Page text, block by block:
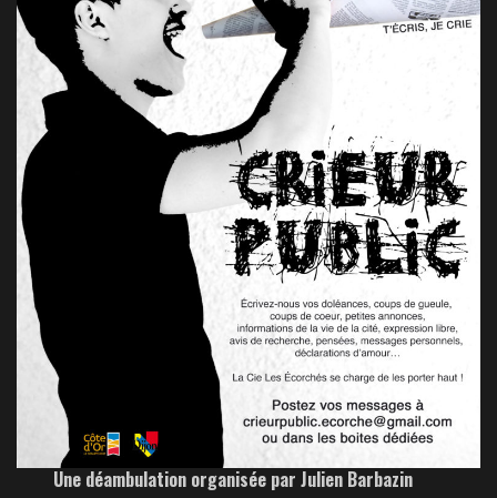
Une déambulation organisée par Julien Barbazin